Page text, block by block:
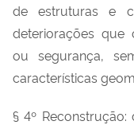
de estruturas e
deteriorações que
ou segurança,
características
§ 4º